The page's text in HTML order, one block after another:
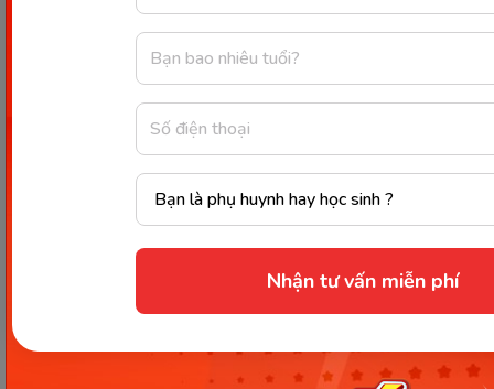
Nhận tư vấn miễn phí
bán trú, ngoại khóa,...
Gửi thông báo thu và nhắc phí tự động qua
Theo dõi tình trạng thanh toán, công nợ của
từng học sinh
Xuất báo cáo tài chính tổng hợp hoặc theo
từng lớp/học sinh
8. Thống kê & xuất báo cáo
Hỗ trợ nhà trường tổng hợp, phân tích và trích
xuất dữ liệu phục vụ quản lý: